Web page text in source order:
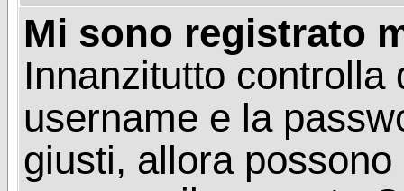
Mi sono registrato
Innanzitutto controlla
username e la
giusti, allora